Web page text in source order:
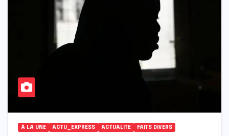
À LA UNE ACTU_EXPRESS ACTUALITE FAITS DIVERS